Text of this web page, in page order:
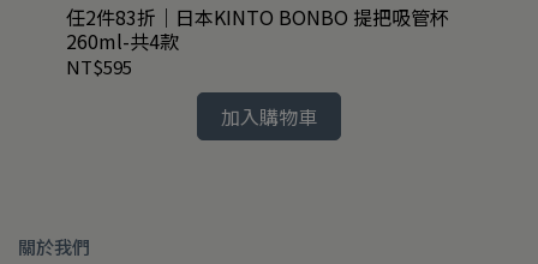
任2件83折｜日本KINTO BONBO 提把吸管杯
260ml-共4款
NT$595
加入購物車
關於我們